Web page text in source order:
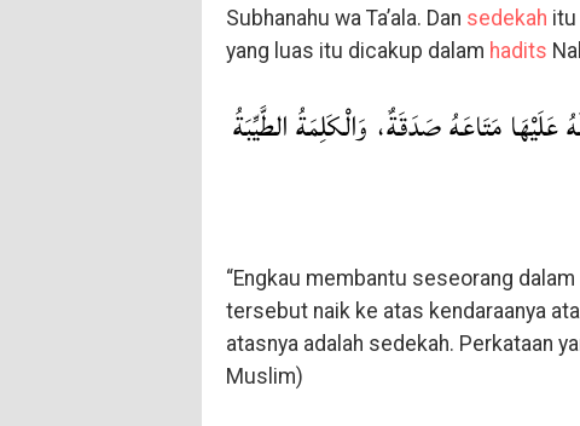
Subhanahu wa Ta’ala. Dan sedekah itu
yang luas itu dicakup dalam hadits
عَلَيْهَا مَتَاعَهُ صَدَقَةٌ، وَالْكَلِمَةُ الطَّيِّبَةُ
“Engkau membantu seseorang
tersebut naik ke atas kendaraanya
atasnya adalah sedekah. Perkataan
Muslim)